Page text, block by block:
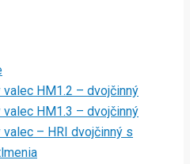
valec HM1.2 – dvojčinný
valec HM1.3 – dvojčinný
valec – HRI dvojčinný s